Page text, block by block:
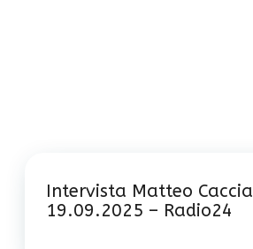
Intervista Matteo Caccia
19.09.2025 – Radio24